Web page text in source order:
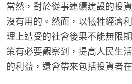
當然，對於從事連續建設的投
沒有用的。然而，以犧牲經濟
理上遭受的社會後果不能無限
策有必要觀察到，提高人民生
的利益，還會帶來包括投資者